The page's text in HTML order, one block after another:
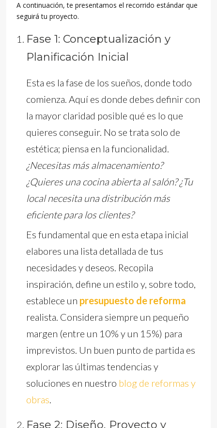
A continuación, te presentamos el recorrido estándar que
seguirá tu proyecto.
Fase 1: Conceptualización y
Planificación Inicial
Esta es la fase de los sueños, donde todo
comienza. Aquí es donde debes definir con
la mayor claridad posible qué es lo que
quieres conseguir. No se trata solo de
estética; piensa en la funcionalidad.
¿Necesitas más almacenamiento?
¿Quieres una cocina abierta al salón? ¿Tu
local necesita una distribución más
eficiente para los clientes?
Es fundamental que en esta etapa inicial
elabores una lista detallada de tus
necesidades y deseos. Recopila
inspiración, define un estilo y, sobre todo,
establece un presupuesto de reforma
realista. Considera siempre un pequeño
margen (entre un 10% y un 15%) para
imprevistos. Un buen punto de partida es
explorar las últimas tendencias y
soluciones en nuestro blog de reformas y
obras.
Fase 2: Diseño, Proyecto y